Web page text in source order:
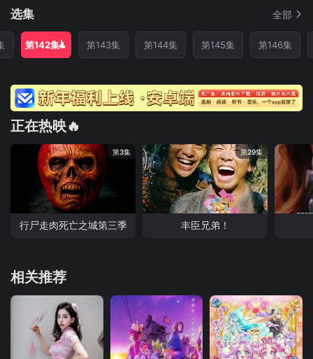
选集 全部
第142集 第143集 第144集 第145集 第146集
正在热映🔥
第3集
行尸走肉死亡之城第三季
第29集
丰臣兄弟！
相关推荐